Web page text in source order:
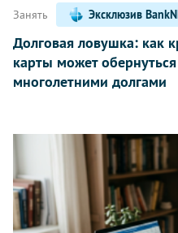
Занять Эксклюзив
Долговая ловушка: как
карты может
многолетними долгами